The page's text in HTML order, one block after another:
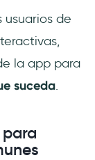
usuarios de
la app para
suceda.